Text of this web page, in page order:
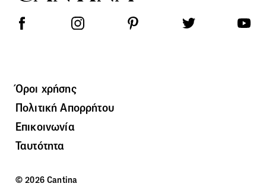
Όροι χρήσης
Πολιτική Απορρήτου
Επικοινωνία
Ταυτότητα
© 2026 Cantina